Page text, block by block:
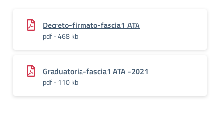
Decreto-firmato-fascia1 ATA
pdf - 468 kb
Graduatoria-fascia1 ATA -2021
pdf - 110 kb